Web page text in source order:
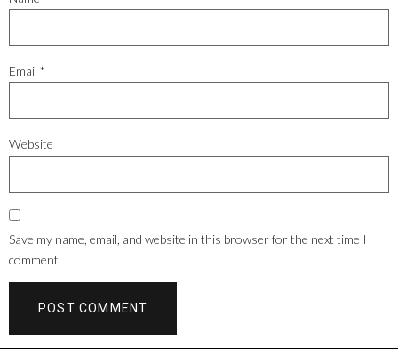
Email *
Website
Save my name, email, and website in this browser for the next time I
comment.